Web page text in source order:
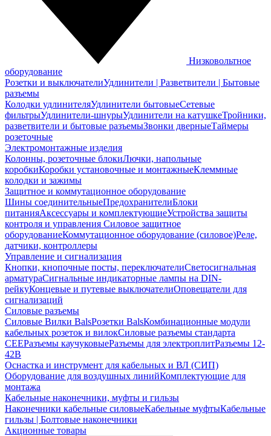
Низковольтное
оборудование
Розетки и выключателиУдлинители | Разветвители | Бытовые
разъемы
Колодки удлинителяУдлинители бытовыеСетевые
фильтрыУдлинители-шнурыУдлинители на катушкеТройники,
разветвители и бытовые разъемыЗвонки дверныеТаймеры
розеточные
Электромонтажные изделия
Колонны, розеточные блокиЛючки, напольные
коробкиКоробки установочные и монтажныеКлеммные
колодки и зажимы
Защитное и коммутационное оборудование
Шины соединительныеПредохранителиБлоки
питанияАксессуары и комплектующиеУстройства защиты
контроля и управления Силовое защитное
оборудованиеКоммутационное оборудование (силовое)Реле,
датчики, контроллеры
Управление и сигнализация
Кнопки, кнопочные посты, переключателиСветосигнальная
арматураСигнальные индикаторные лампы на DIN-
рейкуКонцевые и путевые выключателиОповещатели для
сигнализаций
Силовые разъемы
Силовые Вилки BalsРозетки BalsКомбинационные модули
кабельных розеток и вилокСиловые разъемы стандарта
CEEРазъемы каучуковыеРазъемы для электроплитРазъемы 12-
42В
Оснастка и инструмент для кабельных и ВЛ (СИП)
Оборудование для воздушных линийКомплектующие для
монтажа
Кабельные наконечники, муфты и гильзы
Наконечники кабельные силовыеКабельные муфтыКабельные
гильзы | Болтовые наконечники
Акционные товары